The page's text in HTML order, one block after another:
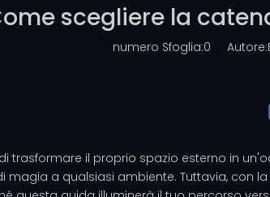
scegliere la
numero Sfoglia:0
trasformare il proprio spazio esterno in
magia a qualsiasi ambiente. Tuttavia, con